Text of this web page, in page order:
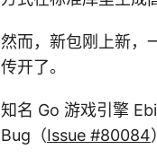
然而，新包刚上新，
传开了。
知名 Go 游戏引擎
Bug（Issue #80084